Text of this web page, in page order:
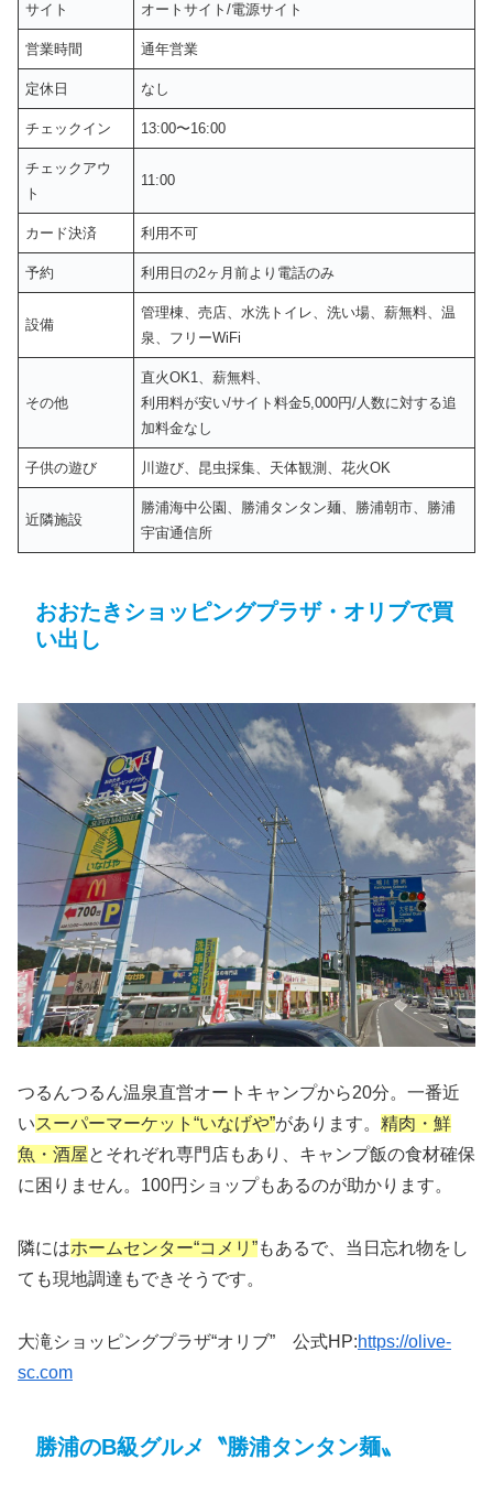
サイト オートサイト/電源サイト
営業時間 通年営業
定休日 なし
チェックイン 13:00〜16:00
チェックアウ
ト
11:00
カード決済 利用不可
予約 利用日の2ヶ月前より電話のみ
設備
管理棟、売店、水洗トイレ、洗い場、薪無料、温
泉、フリーWiFi
その他
直火OK1、薪無料、
利用料が安い/サイト料金5,000円/人数に対する追
加料金なし
子供の遊び 川遊び、昆虫採集、天体観測、花火OK
近隣施設
勝浦海中公園、勝浦タンタン麺、勝浦朝市、勝浦
宇宙通信所
おおたきショッピングプラザ・オリブで買
い出し
つるんつるん温泉直営オートキャンプから20分。一番近
いスーパーマーケット“いなげや”があります。 精肉・鮮
魚・酒屋とそれぞれ専門店もあり、キャンプ飯の食材確保
に困りません。100円ショップもあるのが助かります。
隣にはホームセンター“コメリ”もあるで、当日忘れ物をし
ても現地調達もできそうです。
大滝ショッピングプラザ“オリブ” 公式HP:https://olive-
sc.com
勝浦のB級グルメ〝勝浦タンタン麺〟